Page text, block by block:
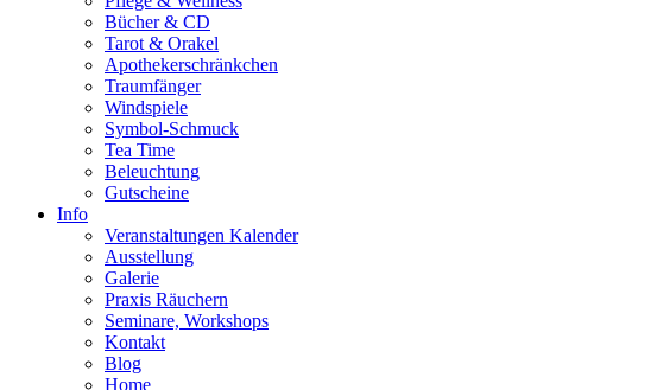
Bücher & CD
Tarot & Orakel
Apothekerschränkchen
Traumfänger
Windspiele
Symbol-Schmuck
Tea Time
Beleuchtung
Gutscheine
Info
Veranstaltungen Kalender
Ausstellung
Galerie
Praxis Räuchern
Seminare, Workshops
Kontakt
Blog
Home